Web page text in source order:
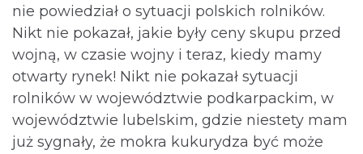
nie powiedział o sytuacji polskich rolników.
Nikt nie pokazał, jakie były ceny skupu przed
wojną, w czasie wojny i teraz, kiedy mamy
otwarty rynek! Nikt nie pokazał sytuacji
rolników w województwie podkarpackim, w
województwie lubelskim, gdzie niestety mam
już sygnały, że mokra kukurydza być może